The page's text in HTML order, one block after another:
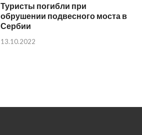
Туристы погибли при
обрушении подвесного моста в
Сербии
13.10.2022